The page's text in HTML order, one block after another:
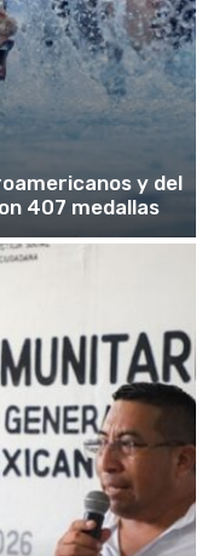
y del
407 medallas